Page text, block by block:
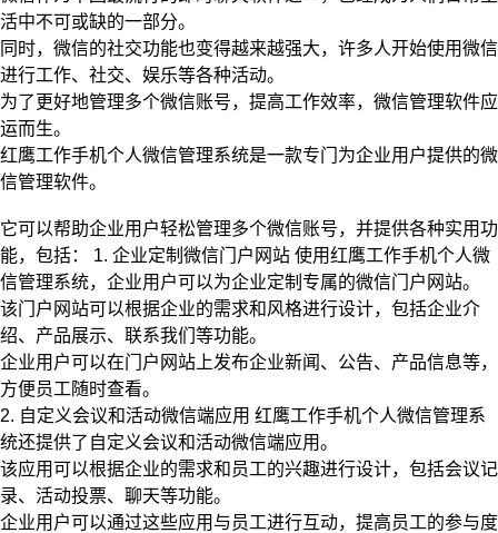
活中不可或缺的一部分。
同时，微信的社交功能也变得越来越强大，许多人开始使用微信
进行工作、社交、娱乐等各种活动。
为了更好地管理多个微信账号，提高工作效率，微信管理软件应
运而生。
红鹰工作手机个人微信管理系统是一款专门为企业用户提供的微
信管理软件。
它可以帮助企业用户轻松管理多个微信账号，并提供各种实用功
能，包括： 1. 企业定制微信门户网站 使用红鹰工作手机个人微
信管理系统，企业用户可以为企业定制专属的微信门户网站。
该门户网站可以根据企业的需求和风格进行设计，包括企业介
绍、产品展示、联系我们等功能。
企业用户可以在门户网站上发布企业新闻、公告、产品信息等，
方便员工随时查看。
2. 自定义会议和活动微信端应用 红鹰工作手机个人微信管理系
统还提供了自定义会议和活动微信端应用。
该应用可以根据企业的需求和员工的兴趣进行设计，包括会议记
录、活动投票、聊天等功能。
企业用户可以通过这些应用与员工进行互动，提高员工的参与度